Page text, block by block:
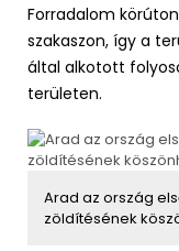
Forradalom
szakaszon, így a
által alkotott
területen.
Arad az ország
zöldítésének